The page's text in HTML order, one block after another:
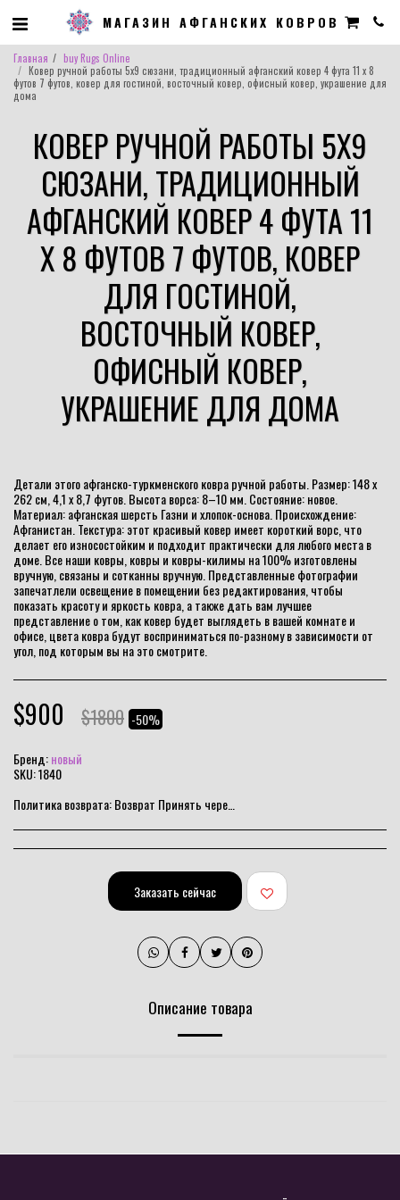
МАГАЗИН АФГАНСКИХ КОВРОВ
Главная
buy Rugs Online
Ковер ручной работы 5х9 сюзани, традиционный афганский ковер 4 фута 11 х 8
футов 7 футов, ковер для гостиной, восточный ковер, офисный ковер, украшение для
дома
КОВЕР РУЧНОЙ РАБОТЫ 5Х9
СЮЗАНИ, ТРАДИЦИОННЫЙ
АФГАНСКИЙ КОВЕР 4 ФУТА 11
Х 8 ФУТОВ 7 ФУТОВ, КОВЕР
ДЛЯ ГОСТИНОЙ,
ВОСТОЧНЫЙ КОВЕР,
ОФИСНЫЙ КОВЕР,
УКРАШЕНИЕ ДЛЯ ДОМА
Детали этого афганско-туркменского ковра ручной работы. Размер: 148 x
262 см, 4,1 x 8,7 футов. Высота ворса: 8–10 мм. Состояние: новое.
Материал: афганская шерсть Газни и хлопок-основа. Происхождение:
Афганистан. Текстура: этот красивый ковер имеет короткий ворс, что
делает его износостойким и подходит практически для любого места в
доме. Все наши ковры, ковры и ковры-килимы на 100% изготовлены
вручную, связаны и сотканны вручную. Представленные фотографии
запечатлели освещение в помещении без редактирования, чтобы
показать красоту и яркость ковра, а также дать вам лучшее
представление о том, как ковер будет выглядеть в вашей комнате и
офисе, цвета ковра будут восприниматься по-разному в зависимости от
угол, под которым вы на это смотрите.
$900 $1800 -50%
Бренд:новый
SKU:1840
Политика возврата:Возврат Принять через 10 дней
Заказать сейчас
Описание товара